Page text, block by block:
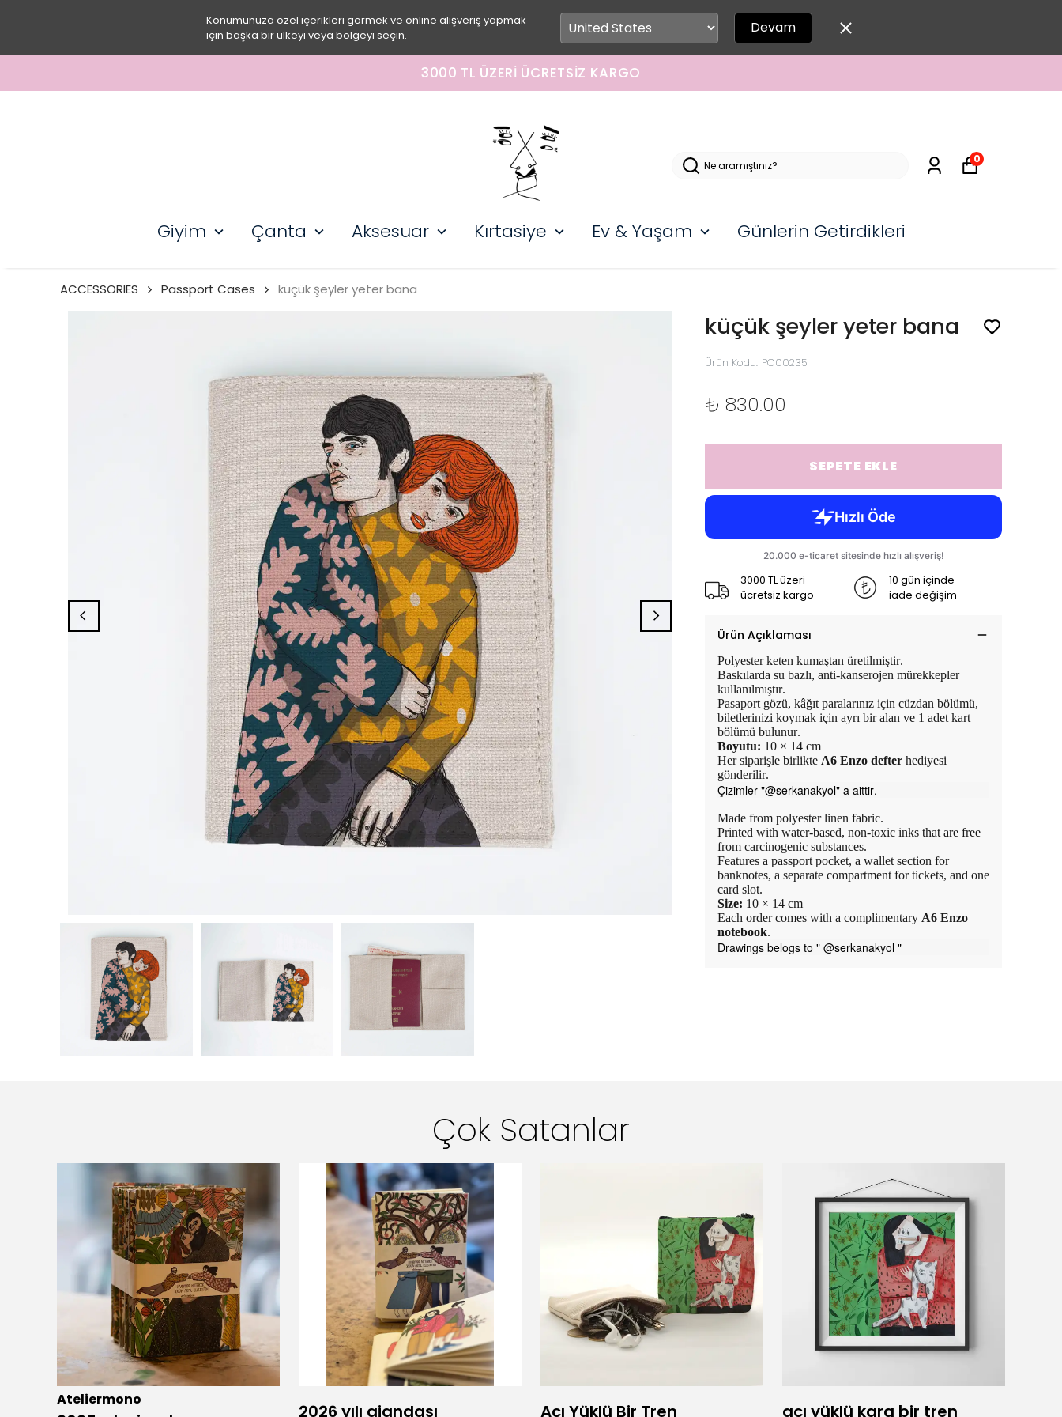
Konumunuza özel içerikleri görmek ve online alışveriş yapmak
için başka bir ülkeyi veya bölgeyi seçin.
Devam
3000 TL ÜZERI ÜCRETSIZ KARGO
Giyim Çanta Aksesuar Kırtasiye Ev & Yaşam Günlerin Getirdikleri
0
ACCESSORIES Passport Cases küçük şeyler yeter bana
küçük şeyler yeter bana
Ürün Kodu: PC00235
₺ 830.00
SEPETE EKLE
3000 TL üzeri
ücretsiz kargo
10 gün içinde
iade değişim
Ürün Açıklaması
Polyester keten kumaştan üretilmiştir.
Baskılarda su bazlı, anti-kanserojen mürekkepler
kullanılmıştır.
Pasaport gözü, kâğıt paralarınız için cüzdan bölümü,
biletlerinizi koymak için ayrı bir alan ve 1 adet kart
bölümü bulunur.
Boyutu: 10 × 14 cm
Her siparişle birlikte A6 Enzo defter hediyesi
gönderilir.
Çizimler "@serkanakyol" a aittir.
Made from polyester linen fabric.
Printed with water-based, non-toxic inks that are free
from carcinogenic substances.
Features a passport pocket, a wallet section for
banknotes, a separate compartment for tickets, and one
card slot.
Size: 10 × 14 cm
Each order comes with a complimentary A6 Enzo
notebook.
Drawings belogs to " @serkanakyol "
Çok Satanlar
Ateliermono
2026 yılı ajandası Acı Yüklü Bir Tren acı yüklü kara bir tren